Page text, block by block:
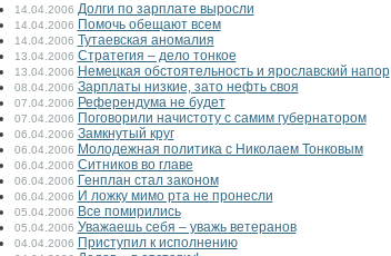
14.04.2006 Долги по зарплате выросли
14.04.2006 Помочь обещают всем
14.04.2006 Тутаевская аномалия
13.04.2006 Стратегия – дело тонкое
13.04.2006 Немецкая обстоятельность и ярославский напор
08.04.2006 Зарплаты низкие, зато нефть своя
07.04.2006 Референдума не будет
07.04.2006 Поговорили начистоту с самим губернатором
06.04.2006 Замкнутый круг
06.04.2006 Молодежная политика с Николаем Тонковым
06.04.2006 Ситников во главе
06.04.2006 Генплан стал законом
06.04.2006 И ложку мимо рта не пронесли
05.04.2006 Все помирились
05.04.2006 Уважаешь себя – уважь ветеранов
04.04.2006 Приступил к исполнению